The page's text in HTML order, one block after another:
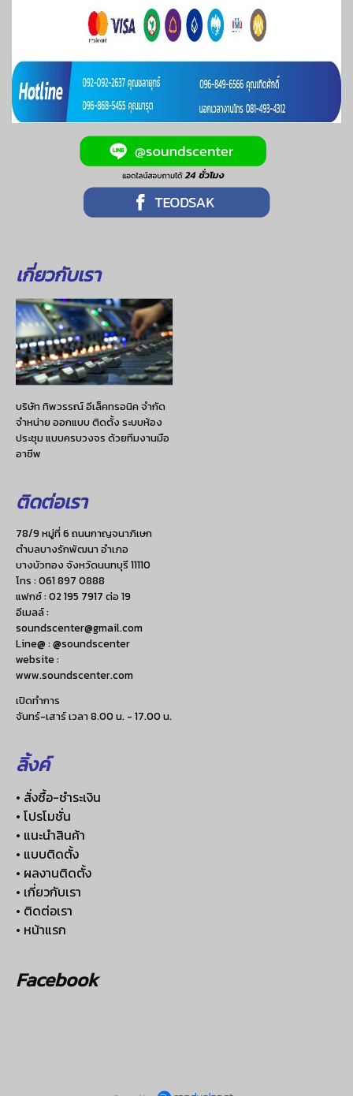
เกี่ยวกับเรา
บริษัท ทิพวรรณ์ อีเล็คทรอนิค จำกัด
จำหน่าย ออกแบบ ติดตั้ง ระบบห้อง
ประชุม แบบครบวงจร ด้วยทีมงานมือ
อาชีพ
ติดต่อเรา
78/9 หมู่ที่ 6 ถนนกาญจนาภิเษก
ตำบลบางรักพัฒนา อำเภอ
บางบัวทอง จังหวัดนนทบุรี 11110
โทร :061 897 0888
แฟกซ์ :02 195 7917 ต่อ 19
อีเมลล์ :
soundscenter@gmail.com
Line@ : @soundscenter
website :
www.soundscenter.com
เปิดทำการ
จันทร์-เสาร์ เวลา 8.00 น. - 17.00 น.
ลิ้งค์
• สั่งซื้อ-ชำระเงิน
• โปรโมชั่น
• แนะนำสินค้า
• แบบติดตั้ง
• ผลงานติดตั้ง
• เกี่ยวกับเรา
• ติดต่อเรา
• หน้าแรก
Facebook